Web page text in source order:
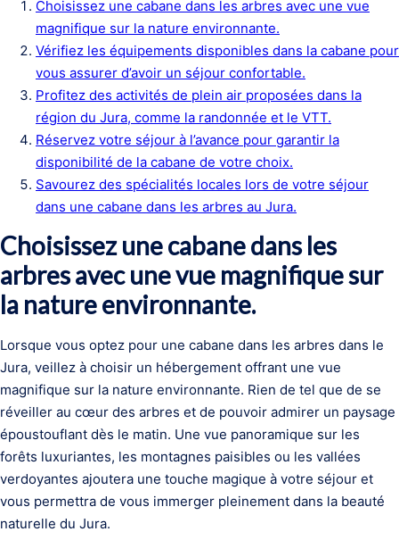
Choisissez une cabane dans les arbres avec une vue
magnifique sur la nature environnante.
Vérifiez les équipements disponibles dans la cabane pour
vous assurer d’avoir un séjour confortable.
Profitez des activités de plein air proposées dans la
région du Jura, comme la randonnée et le VTT.
Réservez votre séjour à l’avance pour garantir la
disponibilité de la cabane de votre choix.
Savourez des spécialités locales lors de votre séjour
dans une cabane dans les arbres au Jura.
Choisissez une cabane dans les
arbres avec une vue magnifique sur
la nature environnante.
Lorsque vous optez pour une cabane dans les arbres dans le
Jura, veillez à choisir un hébergement offrant une vue
magnifique sur la nature environnante. Rien de tel que de se
réveiller au cœur des arbres et de pouvoir admirer un paysage
époustouflant dès le matin. Une vue panoramique sur les
forêts luxuriantes, les montagnes paisibles ou les vallées
verdoyantes ajoutera une touche magique à votre séjour et
vous permettra de vous immerger pleinement dans la beauté
naturelle du Jura.